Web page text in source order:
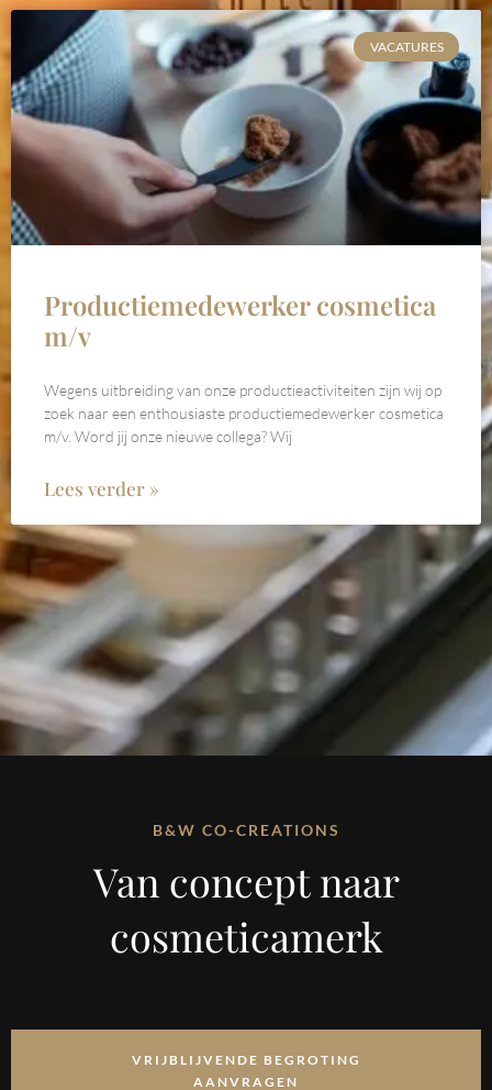
VACATURES
Productiemedewerker cosmetica
m/v
Wegens uitbreiding van onze productieactiviteiten zijn wij op
zoek naar een enthousiaste productiemedewerker cosmetica
m/v. Word jij onze nieuwe collega? Wij
Lees verder »
B&W CO-CREATIONS
Van concept naar
cosmeticamerk
VRIJBLIJVENDE BEGROTING
AANVRAGEN